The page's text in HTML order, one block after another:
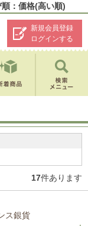
：価格(高い順)
新規会員登録
ログインする
17件あります
ス銀貨